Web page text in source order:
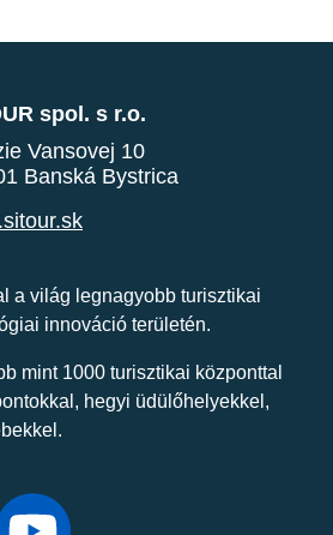
spol. s r.o.
Vansovej 10
Banská Bystrica
a világ legnagyobb turisztikai
innováció területén.
mint 1000 turisztikai központtal
hegyi üdülőhelyekkel,